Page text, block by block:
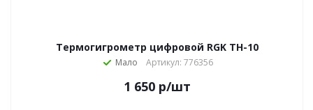
Термогигрометр цифровой RGK TH-10
Мало Артикул: 776356
1 650 р/шт